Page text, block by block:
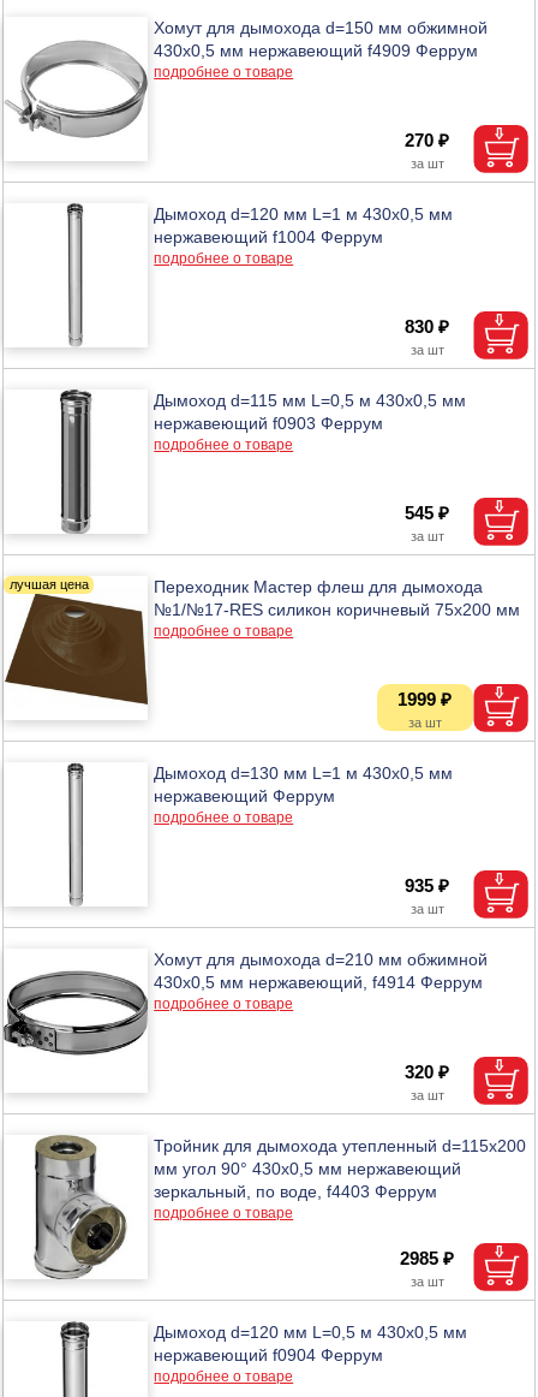
Хомут для дымохода d=150 мм обжимной
430х0,5 мм нержавеющий f4909 Феррум
подробнее о товаре
270 ₽
Дымоход d=120 мм L=1 м 430х0,5 мм
нержавеющий f1004 Феррум
подробнее о товаре
830 ₽
Дымоход d=115 мм L=0,5 м 430х0,5 мм
нержавеющий f0903 Феррум
подробнее о товаре
545 ₽
Переходник Мастер флеш для дымохода
№1/№17-RES силикон коричневый 75х200 мм
подробнее о товаре
1999 ₽
Дымоход d=130 мм L=1 м 430х0,5 мм
нержавеющий Феррум
подробнее о товаре
935 ₽
Хомут для дымохода d=210 мм обжимной
430х0,5 мм нержавеющий, f4914 Феррум
подробнее о товаре
320 ₽
Тройник для дымохода утепленный d=115х200
мм угол 90° 430х0,5 мм нержавеющий
зеркальный, по воде, f4403 Феррум
подробнее о товаре
2985 ₽
Дымоход d=120 мм L=0,5 м 430х0,5 мм
нержавеющий f0904 Феррум
подробнее о товаре